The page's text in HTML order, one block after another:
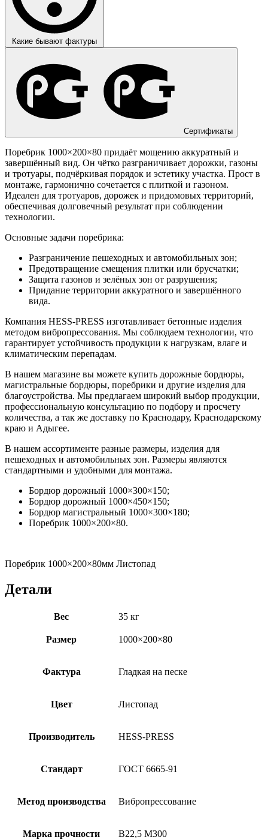
Какие бывают фактуры
Сертификаты
Поребрик 1000×200×80 придаёт мощению аккуратный и
завершённый вид. Он чётко разграничивает дорожки, газоны
и тротуары, подчёркивая порядок и эстетику участка. Прост в
монтаже, гармонично сочетается с плиткой и газоном.
Идеален для тротуаров, дорожек и придомовых территорий,
обеспечивая долговечный результат при соблюдении
технологии.
Основные задачи поребрика:
Разграничение пешеходных и автомобильных зон;
Предотвращение смещения плитки или брусчатки;
Защита газонов и зелёных зон от разрушения;
Придание территории аккуратного и завершённого
вида.
Компания HESS-PRESS изготавливает бетонные изделия
методом вибропрессования. Мы соблюдаем технологии, что
гарантирует устойчивость продукции к нагрузкам, влаге и
климатическим перепадам.
В нашем магазине вы можете купить дорожные бордюры,
магистральные бордюры, поребрики и другие изделия для
благоустройства. Мы предлагаем широкий выбор продукции,
профессиональную консультацию по подбору и просчету
количества, а так же доставку по Краснодару, Краснодарскому
краю и Адыгее.
В нашем ассортименте разные размеры, изделия для
пешеходных и автомобильных зон. Размеры являются
стандартными и удобными для монтажа.
Бордюр дорожный 1000×300×150;
Бордюр дорожный 1000×450×150;
Бордюр магистральный 1000×300×180;
Поребрик 1000×200×80.
Поребрик 1000×200×80мм Листопад
Детали
Вес 35 кг
Размер 1000×200×80
Фактура Гладкая на песке
Цвет Листопад
Производитель HESS-PRESS
Стандарт ГОСТ 6665-91
Метод производства Вибропрессование
Марка прочности В22,5 М300